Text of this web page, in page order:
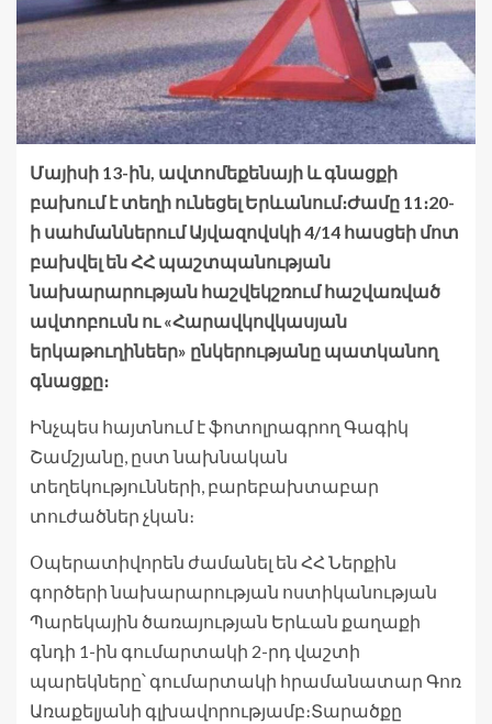
Մայիսի 13-ին, ավտոմեքենայի և գնացքի
բախում է տեղի ունեցել Երևանում։Ժամը 11։20-
ի սահմաններում Այվազովսկի 4/14 հասցեի մոտ
բախվել են ՀՀ պաշտպանության
նախարարության հաշվեկշռում հաշվառված
ավտոբուսն ու «Հարավկովկասյան
երկաթուղինեեր» ընկերությանը պատկանող
գնացքը։
Ինչպես հայտնում է ֆոտոլրագրող Գագիկ
Շամշյանը, ըստ նախնական
տեղեկությունների, բարեբախտաբար
տուժածներ չկան։
Օպերատիվորեն ժամանել են ՀՀ Ներքին
գործերի նախարարության ոստիկանության
Պարեկային ծառայության Երևան քաղաքի
գնդի 1-ին գումարտակի 2-րդ վաշտի
պարեկները՝ գումարտակի հրամանատար Գոռ
Առաքելյանի գլխավորությամբ։Տարածքը